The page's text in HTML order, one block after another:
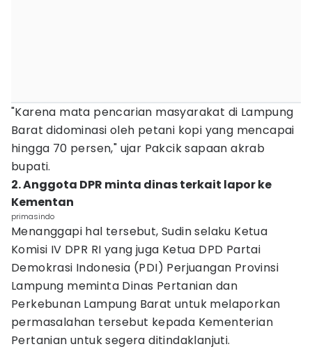
"Karena mata pencarian masyarakat di Lampung
Barat didominasi oleh petani kopi yang mencapai
hingga 70 persen," ujar Pakcik sapaan akrab
bupati.
2. Anggota DPR minta dinas terkait lapor ke
Kementan
primasindo
Menanggapi hal tersebut, Sudin selaku Ketua
Komisi IV DPR RI yang juga Ketua DPD Partai
Demokrasi Indonesia (PDI) Perjuangan Provinsi
Lampung meminta Dinas Pertanian dan
Perkebunan Lampung Barat untuk melaporkan
permasalahan tersebut kepada Kementerian
Pertanian untuk segera ditindaklanjuti.